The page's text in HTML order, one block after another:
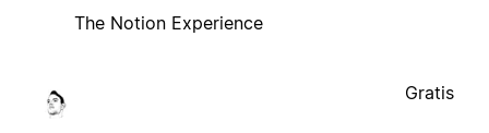
The Notion Experience
Gratis